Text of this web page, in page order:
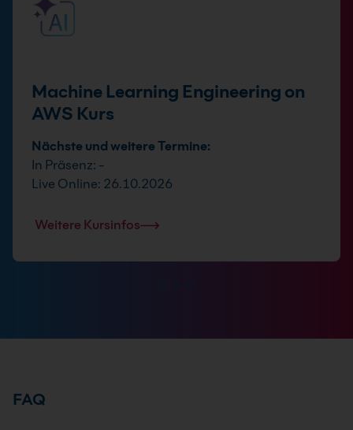
Machine Learning Engineering on
AWS Kurs
Nächste und weitere Termine:
In Präsenz: -
Live Online: 26.10.2026
Weitere Kursinfos
FAQ